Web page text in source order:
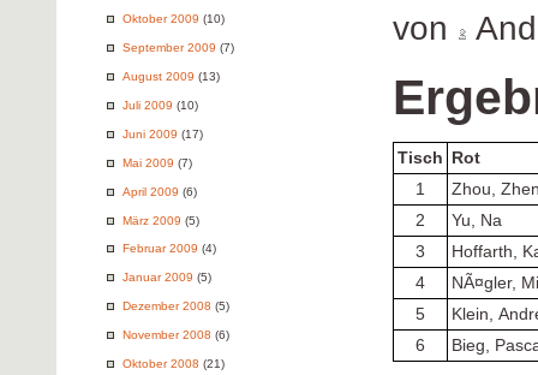
Oktober 2009 (10)
September 2009 (7)
August 2009 (13)
Juli 2009 (10)
Juni 2009 (17)
Mai 2009 (7)
April 2009 (6)
März 2009 (5)
Februar 2009 (4)
Januar 2009 (5)
Dezember 2008 (5)
November 2008 (6)
Oktober 2008 (21)
von
Tisch Rot
1
Zhou,
2
Yu, Na
3
Hoffarth,
4
NÃ¤gler,
5
Klein,
6
Bieg,